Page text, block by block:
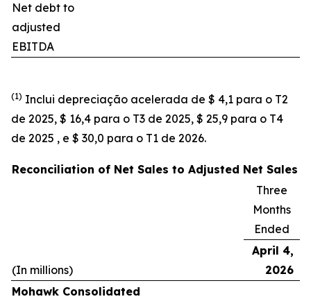
Net debt to
adjusted
EBITDA
(1) Inclui depreciação acelerada de $ 4,1 para o T2
de 2025, $ 16,4 para o T3 de 2025, $ 25,9 para o T4
de 2025 , e $ 30,0 para o T1 de 2026.
Reconciliation of Net Sales to Adjusted Net Sales
Three
Months
Ended
(In millions)
April 4,
2026
Mohawk Consolidated